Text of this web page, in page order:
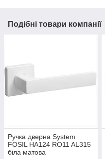
Подібні товари компанії
Ручка дверна System
FOSIL HA124 RO11 AL315
біла матова